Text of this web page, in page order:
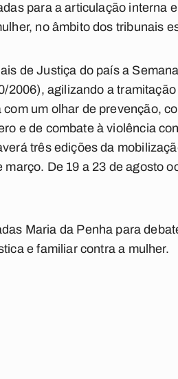
para a articulação interna
no âmbito dos tribunais
de Justiça do país a
2006), agilizando a
um olhar de prevenção,
e de combate à violência
três edições da
De 19 a 23 de agosto
Maria da Penha para
e familiar contra a mulher.